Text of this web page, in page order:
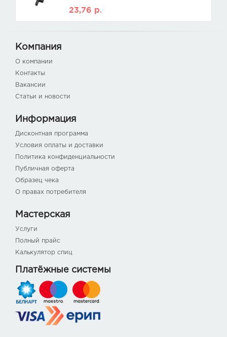
23,76 р.
Компания
О компании
Контакты
Вакансии
Статьи и новости
Информация
Дисконтная программа
Условия оплаты и доставки
Политика конфиденциальности
Публичная оферта
Образец чека
О правах потребителя
Мастерская
Услуги
Полный прайс
Калькулятор спиц
Платёжные системы